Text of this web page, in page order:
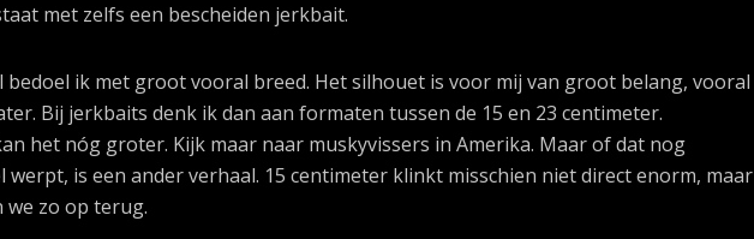
met zelfs een bescheiden jerkbait.
bedoel ik met groot vooral breed. Het silhouet is voor mij van groot belang, vooral
Bij jerkbaits denk ik dan aan formaten tussen de 15 en 23 centimeter.
het nóg groter. Kijk maar naar muskyvissers in Amerika. Maar of dat nog
werpt, is een ander verhaal. 15 centimeter klinkt misschien niet direct enorm, maar
we zo op terug.